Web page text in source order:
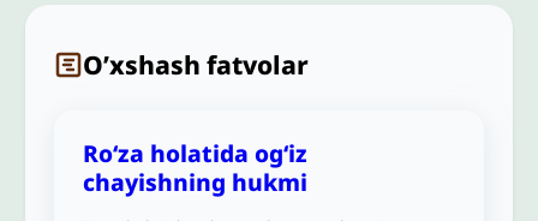
O’xshash fatvolar
Ro‘za holatida og‘iz
chayishning hukmi